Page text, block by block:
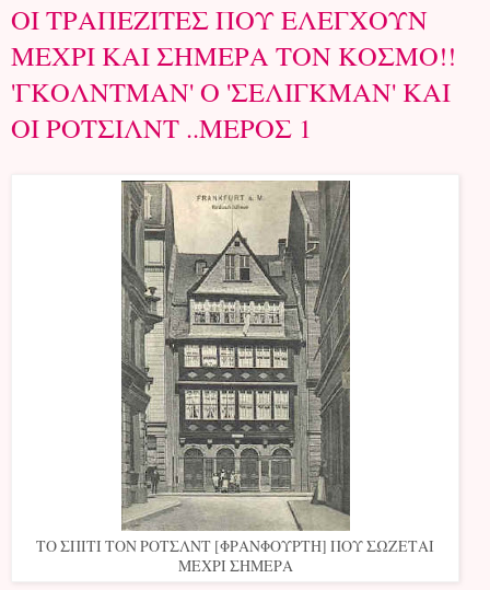
ΟΙ ΤΡΑΠΕΖΙΤΕΣ ΠΟΥ ΕΛΕΓΧΟΥΝ
ΜΕΧΡΙ ΚΑΙ ΣΗΜΕΡΑ ΤΟΝ ΚΟΣΜΟ!!
'ΓΚΟΛΝΤΜΑΝ' Ο 'ΣΕΛΙΓΚΜΑΝ' ΚΑΙ
ΟΙ ΡΟΤΣΙΛΝΤ ..ΜΕΡΟΣ 1
ΤΟ ΣΠΙΤΙ ΤΟΝ ΡΟΤΣΛΝΤ [ΦΡΑΝΦΟΥΡΤΗ] ΠΟΥ ΣΩΖΕΤΑΙ
ΜΕΧΡΙ ΣΗΜΕΡΑ